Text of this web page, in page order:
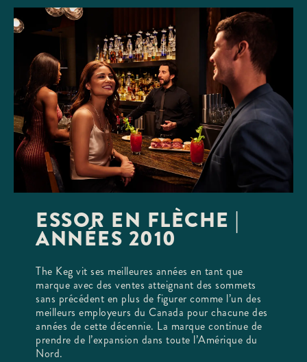
ESSOR EN FLÈCHE |
ANNÉES 2010
The Keg vit ses meilleures années en tant que
marque avec des ventes atteignant des sommets
sans précédent en plus de figurer comme l’un des
meilleurs employeurs du Canada pour chacune des
années de cette décennie. La marque continue de
prendre de l’expansion dans toute l’Amérique du
Nord.